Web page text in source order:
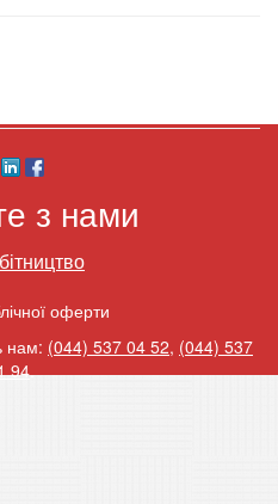
з нами
оферти
нам: (044) 537 04 52, (044) 537
94.